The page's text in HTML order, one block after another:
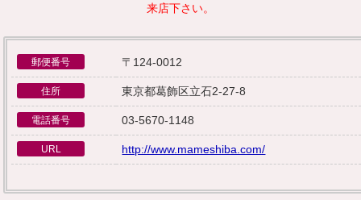
来店下さい。
郵便番号 〒124-0012
住所 東京都葛飾区立石2-27-8
電話番号 03-5670-1148
URL http://www.mameshiba.com/